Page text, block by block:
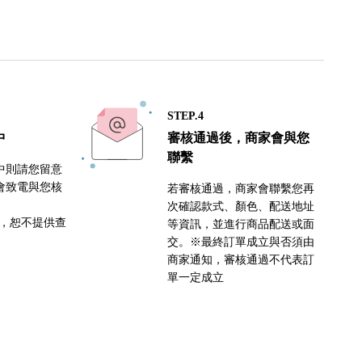
則請您留意
致電與您核
恕不提供查
STEP.4
審核通過後，商家會與您
聯繫
若審核通過，商家會聯繫您再
次確認款式、顏色、配送地址
等資訊，並進行商品配送或面
交。※最終訂單成立與否須由
商家通知，審核通過不代表訂
單一定成立